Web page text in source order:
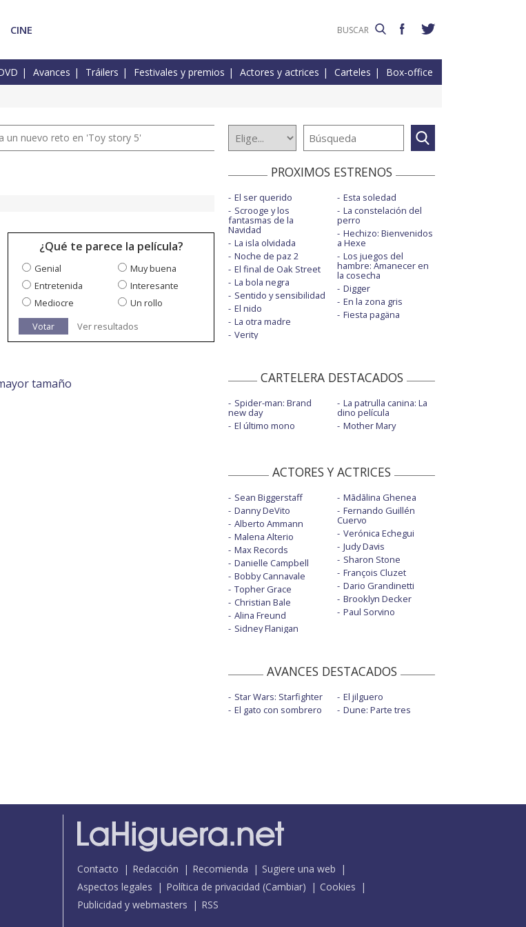
CINE
Avances Tráilers Festivales y premios Actores y actrices Carteles Box-office
un nuevo reto en 'Toy story 5'
¿Qué te parece la película?
Genial
Muy buena
Entretenida
Interesante
Mediocre
Un rollo
Votar
Ver resultados
tamaño
PROXIMOS ESTRENOS
El ser querido
Scrooge y los
fantasmas de la
Navidad
La isla olvidada
Noche de paz 2
El final de Oak Street
La bola negra
Sentido y sensibilidad
El nido
La otra madre
Verity
Esta soledad
La constelación del
perro
Hechizo: Bienvenidos
a Hexe
Los juegos del
hambre: Amanecer en
la cosecha
Digger
En la zona gris
Fiesta pagäna
CARTELERA DESTACADOS
Spider-man: Brand
new day
El último mono
La patrulla canina: La
dino película
Mother Mary
ACTORES Y ACTRICES
Sean Biggerstaff
Danny DeVito
Alberto Ammann
Malena Alterio
Max Records
Danielle Campbell
Bobby Cannavale
Topher Grace
Christian Bale
Alina Freund
Sidney Flanigan
Mãdãlina Ghenea
Fernando Guillén
Cuervo
Verónica Echegui
Judy Davis
Sharon Stone
François Cluzet
Dario Grandinetti
Brooklyn Decker
Paul Sorvino
AVANCES DESTACADOS
Star Wars: Starfighter
El gato con sombrero
El jilguero
Dune: Parte tres
Contacto Redacción Recomienda
Sugiere una web
Aspectos legales
Política de privacidad (Cambiar)
Cookies
Publicidad y webmasters
RSS